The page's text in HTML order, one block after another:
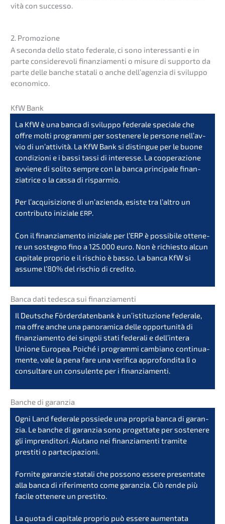
vi­tà con successo.
2. Promo­zio­ne
A secon­da dello stato federa­le, ci sono inter­es­san­ti e in
parte conside­re­vo­li finan­zia­men­ti o misure di supporto da
parte delle banche stata­li o anche dell’a­gen­zia di svilup­po
economico.
KfW Bank
La KfW è una banca di svilup­po federa­le specia­le che
offre molti program­mi per sostene­re le perso­ne nell’av­
vio di un’at­ti­vi­tà. La KfW Bank si distin­gue per le buone
condi­zio­ni e i bassi tassi di inter­es­se. La coope­ra­zio­ne
avvie­ne di solito sempre con la banca princi­pa­le finan­
zia­tri­ce o la cassa di rispar­mio.
Per l’acqui­si­zio­ne di un’azi­en­da, esiste tra l’alt­ro un
contri­bu­to inizia­le ERP
Con il finan­zia­men­to inizia­le per l’ERP è possi­bi­le ottene­
re un soste­g­no fino a 125.000 euro. Non è richies­to alcun
capita­le proprio e il rischio è basso. La banca KfW si
assume l’80% del rischio di credito.
Banca dati tedes­ca sui finanziamenti
Il Deutsche Förder­da­ten­bank è un’isti­tu­zi­o­ne federa­le,
ma offre anche una panor­ami­ca delle oppor­tu­ni­tà di
finan­zia­men­to dei singo­li stati federa­li e dell’in­te­ra
Unione Europea. Poiché i program­mi cambia­no conti­nu­a­
men­te, vale la pena fare una verifi­ca appro­fon­di­ta lì o
consul­t­a­re un consu­len­te per i finanziamenti.
Banche di garanzia
Ogni Land federa­le possie­de una propria banca di garan­
zia. Le banche di garan­zia sono progett­a­te per sostene­re
gli impren­di­to­ri. Aiuta­no nei finan­zia­men­ti trami­te
presti­ti o parte­ci­pa­zio­ni.
Forni­te garan­zie stata­li che posso­no essere presen­ta­te
alla banca di riferi­men­to come garan­zia. Ciò rende più
facile ottene­re un presti­to.
La quota di capita­le proprio può essere aumen­ta­ta